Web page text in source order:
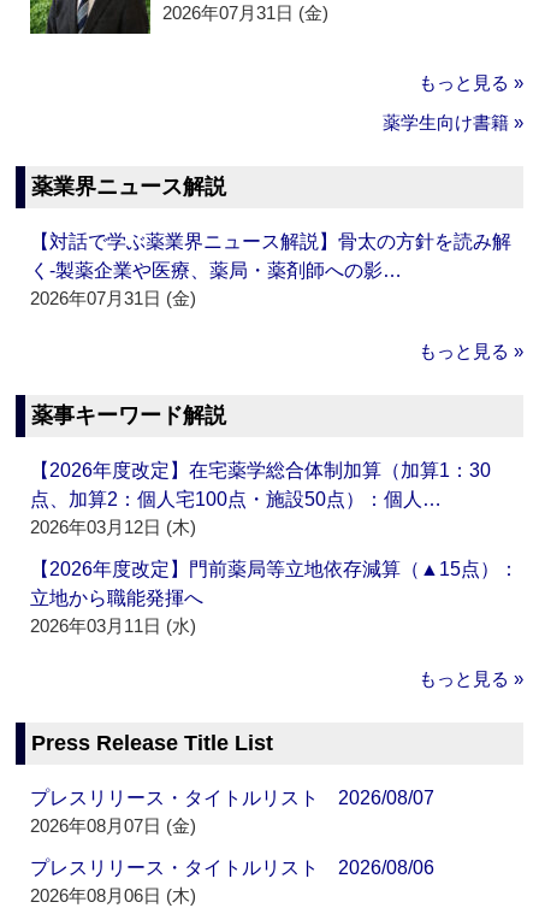
2026年07月31日 (金)
もっと見る »
薬学生向け書籍 »
薬業界ニュース解説
【対話で学ぶ薬業界ニュース解説】骨太の方針を読み解
く‐製薬企業や医療、薬局・薬剤師への影…
2026年07月31日 (金)
もっと見る »
薬事キーワード解説
【2026年度改定】在宅薬学総合体制加算（加算1：30
点、加算2：個人宅100点・施設50点）：個人…
2026年03月12日 (木)
【2026年度改定】門前薬局等立地依存減算（▲15点）：
立地から職能発揮へ
2026年03月11日 (水)
もっと見る »
Press Release Title List
プレスリリース・タイトルリスト 2026/08/07
2026年08月07日 (金)
プレスリリース・タイトルリスト 2026/08/06
2026年08月06日 (木)